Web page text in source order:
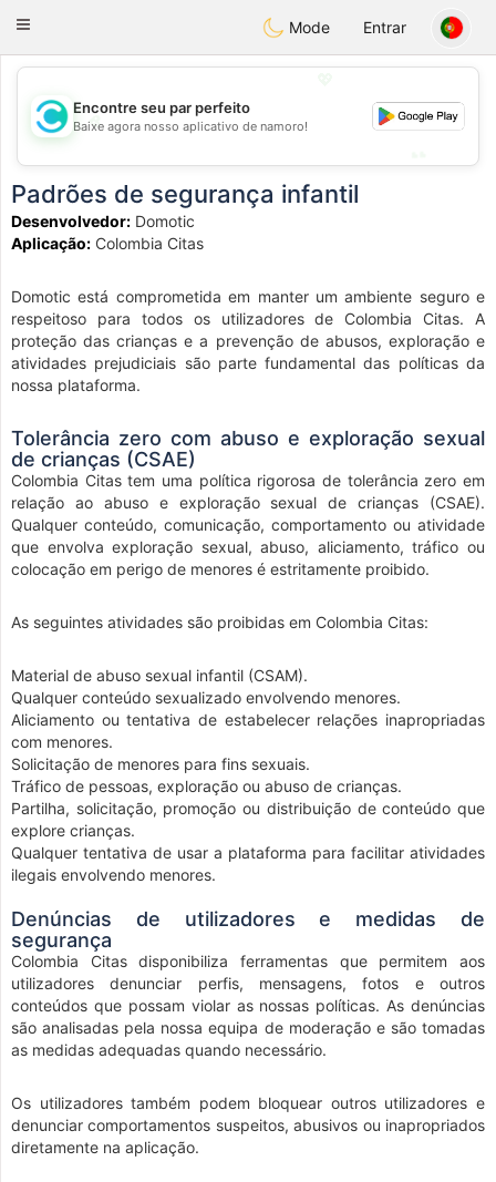
olombiaCitas
Toggle
Mode Entrar
💖
💕
Encontre seu par perfeito
Baixe agora nosso aplicativo de namoro!
Padrões de segurança infantil
Desenvolvedor: Domotic
Aplicação: Colombia Citas
Domotic está comprometida em manter um ambiente seguro e
respeitoso para todos os utilizadores de Colombia Citas. A
proteção das crianças e a prevenção de abusos, exploração e
atividades prejudiciais são parte fundamental das políticas da
nossa plataforma.
Tolerância zero com abuso e exploração sexual
de crianças (CSAE)
Colombia Citas tem uma política rigorosa de tolerância zero em
relação ao abuso e exploração sexual de crianças (CSAE).
Qualquer conteúdo, comunicação, comportamento ou atividade
que envolva exploração sexual, abuso, aliciamento, tráfico ou
colocação em perigo de menores é estritamente proibido.
As seguintes atividades são proibidas em Colombia Citas:
Material de abuso sexual infantil (CSAM).
Qualquer conteúdo sexualizado envolvendo menores.
Aliciamento ou tentativa de estabelecer relações inapropriadas
com menores.
Solicitação de menores para fins sexuais.
Tráfico de pessoas, exploração ou abuso de crianças.
Partilha, solicitação, promoção ou distribuição de conteúdo que
explore crianças.
Qualquer tentativa de usar a plataforma para facilitar atividades
ilegais envolvendo menores.
Denúncias de utilizadores e medidas de
segurança
Colombia Citas disponibiliza ferramentas que permitem aos
utilizadores denunciar perfis, mensagens, fotos e outros
conteúdos que possam violar as nossas políticas. As denúncias
são analisadas pela nossa equipa de moderação e são tomadas
as medidas adequadas quando necessário.
Os utilizadores também podem bloquear outros utilizadores e
denunciar comportamentos suspeitos, abusivos ou inapropriados
diretamente na aplicação.